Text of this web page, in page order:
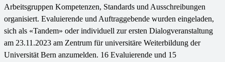
Arbeitsgruppen Kompetenzen, Standards und Ausschreibungen
organisiert. Evaluierende und Auftraggebende wurden eingeladen,
sich als «Tandem» oder individuell zur ersten Dialogveranstaltung
am 23.11.2023 am Zentrum für universitäre Weiterbildung der
Universität Bern anzumelden. 16 Evaluierende und 15